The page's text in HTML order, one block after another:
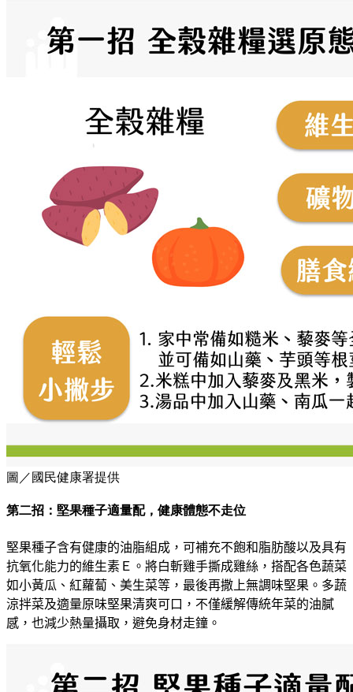
圖／國民健康署提供
第二招：堅果種子適量配，健康體態不走位
堅果種子含有健康的油脂組成，可補充不飽和脂肪酸以及具有
抗氧化能力的維生素Ｅ。將白斬雞手撕成雞絲，搭配各色蔬菜
如小黃瓜、紅蘿蔔、美生菜等，最後再撒上無調味堅果。多蔬
涼拌菜及適量原味堅果清爽可口 ， 不僅緩解傳統年菜的油膩
感，也減少熱量攝取，避免身材走鐘 。